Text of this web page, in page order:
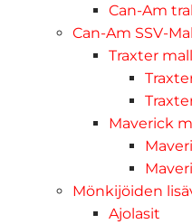
Can-Am
Can-Am SSV-
Traxter
Maverick
Mönkijöiden
Ajolasit